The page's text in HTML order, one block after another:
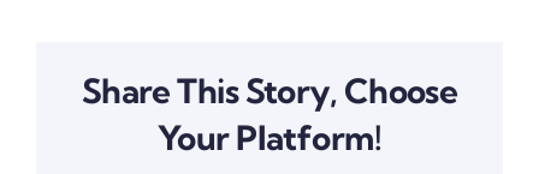
Share This Story, Choose
Your Platform!